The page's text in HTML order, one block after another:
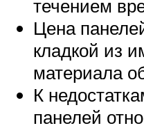
течением
Цена
кладкой из
материала
К
панелей